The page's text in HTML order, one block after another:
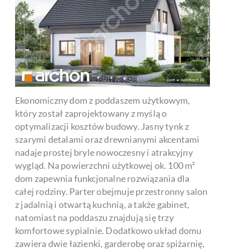
Ekonomiczny dom z poddaszem użytkowym,
który został zaprojektowany z myślą o
optymalizacji kosztów budowy. Jasny tynk z
szarymi detalami oraz drewnianymi akcentami
nadaje prostej bryle nowoczesny i atrakcyjny
wygląd. Na powierzchni użytkowej ok. 100 m²
dom zapewnia funkcjonalne rozwiązania dla
całej rodziny. Parter obejmuje przestronny salon
z jadalnią i otwartą kuchnią, a także gabinet,
natomiast na poddaszu znajdują się trzy
komfortowe sypialnie. Dodatkowo układ domu
zawiera dwie łazienki, garderobę oraz spiżarnię,